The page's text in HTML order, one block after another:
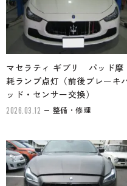
マセラティ ギブリ パッド摩
耗ランプ点灯（前後ブレーキ
ッド・センサー交換）
2026.03.12 整備・修理